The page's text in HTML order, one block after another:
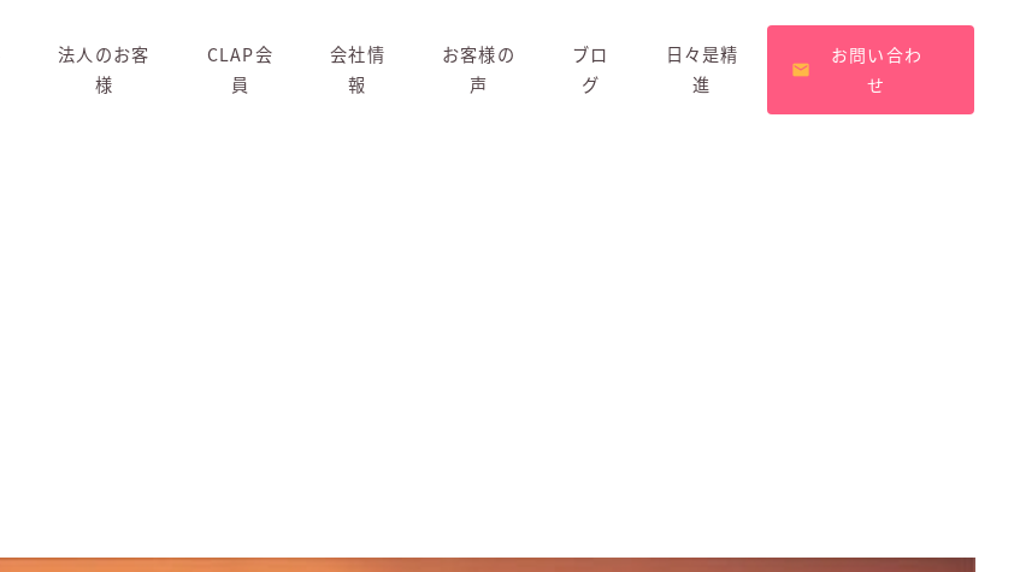
法人のお客
様
CLAP会
員
会社情
報
お客様の
声
ブロ
グ
日々是精
進
お問い合わ
せ